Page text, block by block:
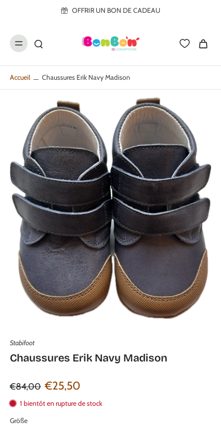
OFFRIR UN BON DE CADEAU
Accueil Chaussures Erik Navy Madison
Stabifoot
Chaussures Erik Navy Madison
€84,00 €25,50
1 bientôt en rupture de stock
Größe